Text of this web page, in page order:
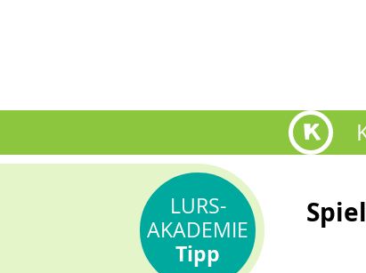
K
LURS-
AKADEMIE
Tipp